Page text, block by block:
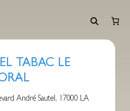
TABAC LE
André Sautel, 17000 LA